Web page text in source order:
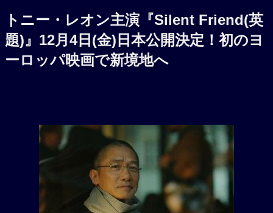
トニー・レオン主演『Silent Friend(英
題)』12月4日(金)日本公開決定！初のヨ
ーロッパ映画で新境地へ